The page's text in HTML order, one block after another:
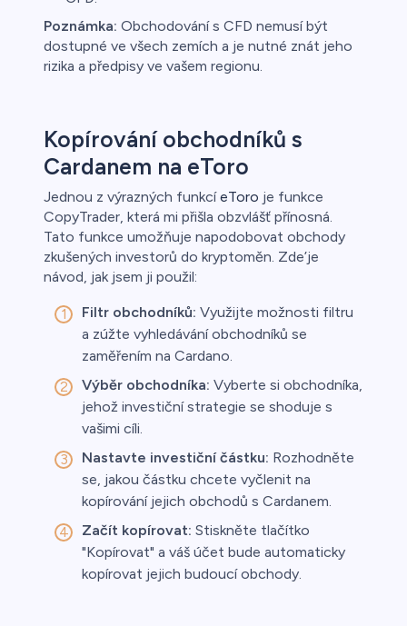
Poznámka: Obchodování s CFD nemusí být
dostupné ve všech zemích a je nutné znát jeho
rizika a předpisy ve vašem regionu.
Kopírování obchodníků s
Cardanem na eToro
Jednou z výrazných funkcíeToro je funkce
CopyTrader, která mi přišla obzvlášť přínosná.
Tato funkce umožňuje napodobovat obchody
zkušených investorů do kryptoměn. Zde’je
návod, jak jsem ji použil:
Filtr obchodníků: Využijte možnosti filtru
a zúžte vyhledávání obchodníků se
zaměřením na Cardano.
Výběr obchodníka: Vyberte si obchodníka,
jehož investiční strategie se shoduje s
vašimi cíli.
Nastavte investiční částku: Rozhodněte
se, jakou částku chcete vyčlenit na
kopírování jejich obchodů s Cardanem.
Začít kopírovat: Stiskněte tlačítko
"Kopírovat" a váš účet bude automaticky
kopírovat jejich budoucí obchody.